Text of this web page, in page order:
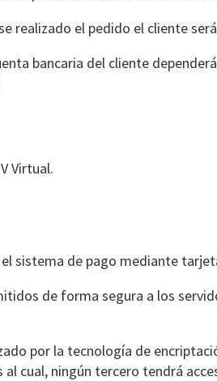
realizado el pedido el cliente
bancaria del cliente
Virtual.
sistema de pago mediante
de forma segura a los
por la tecnología de
cual, ningún tercero tendrá